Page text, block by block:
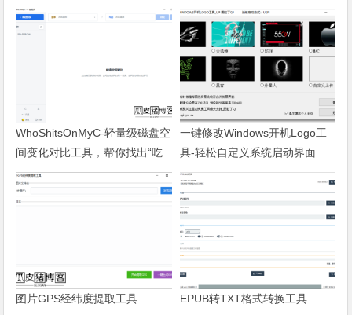
WhoShitsOnMyC-轻量级磁盘空
间变化对比工具，帮你找出“吃
掉”空间的罪魁祸首
一键修改Windows开机Logo工
具-轻松自定义系统启动界面
图片GPS经纬度提取工具 EPUB转TXT格式转换工具